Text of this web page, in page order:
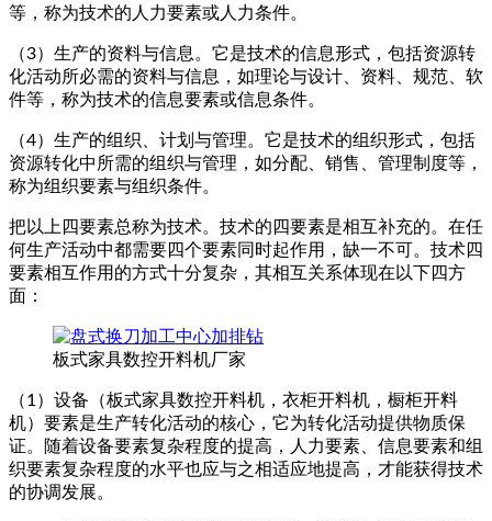
等，称为技术的人力要素或人力条件。
（3）生产的资料与信息。它是技术的信息形式，包括资源转
化活动所必需的资料与信息，如理论与设计、资料、规范、软
件等，称为技术的信息要素或信息条件。
（4）生产的组织、计划与管理。它是技术的组织形式，包括
资源转化中所需的组织与管理，如分配、销售、管理制度等，
称为组织要素与组织条件。
把以上四要素总称为技术。技术的四要素是相互补充的。在任
何生产活动中都需要四个要素同时起作用，缺一不可。技术四
要素相互作用的方式十分复杂，其相互关系体现在以下四方
面：
板式家具数控开料机厂家
（1）设备（板式家具数控开料机，衣柜开料机，橱柜开料
机）要素是生产转化活动的核心，它为转化活动提供物质保
证。随着设备要素复杂程度的提高，人力要素、信息要素和组
织要素复杂程度的水平也应与之相适应地提高，才能获得技术
的协调发展。